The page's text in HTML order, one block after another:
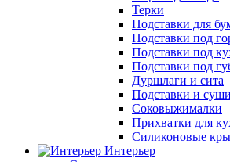
Терки
Подставки для
Подставки под
Подставки под
Подставки под
Дуршлаги и сита
Подставки и
Соковыжималки
Прихватки для
Силиконовые
Интерьер